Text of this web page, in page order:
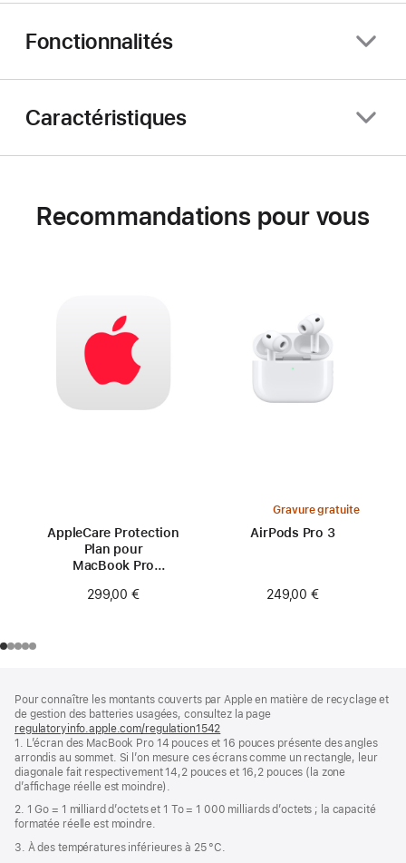
Fonctionnalités
Caractéristiques
Recommandations pour vous
AppleCare Protection
Plan pour
MacBook Pro
299,00 €
Gravure gratuite
AirPods Pro 3
249,00 €
de
page
de
bas
de
page
Pour connaître les montants couverts par Apple en matière de recyclage et
de gestion des batteries usagées, consultez la page
regulatoryinfo.apple.com/regulation1542
dans
une
nouvelle
1. L’écran des MacBook Pro 14 pouces et 16 pouces présente des angles
arrondis au sommet. Si l’on mesure ces écrans comme un rectangle, leur
diagonale fait respectivement 14,2 pouces et 16,2 pouces (la zone
d’affichage réelle est moindre).
2. 1 Go = 1 milliard d’octets et 1 To = 1 000 milliards d’octets ; la capacité
formatée réelle est moindre.
3. À des températures inférieures à 25 °C.